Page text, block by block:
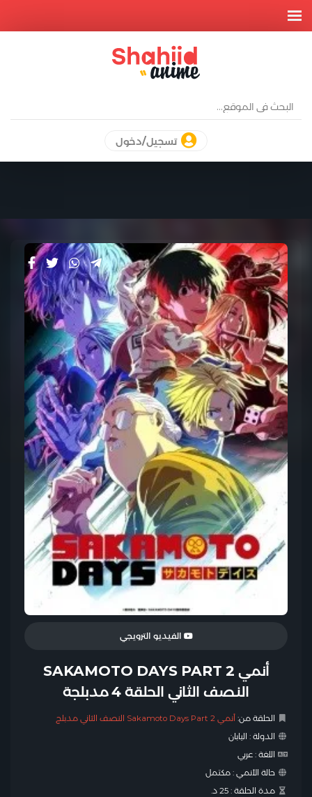
تسجيل/دخول
الفيديو الترويجي
أنمي SAKAMOTO DAYS PART 2
النصف الثاني الحلقة 4 مدبلجة
الحلقة من: أنمي Sakamoto Days Part 2 النصف الثاني مدبلج
الدولة : اليابان
اللغة :عربي
حالة الأنمي :مكتمل
مدة الحلقة :25 د.